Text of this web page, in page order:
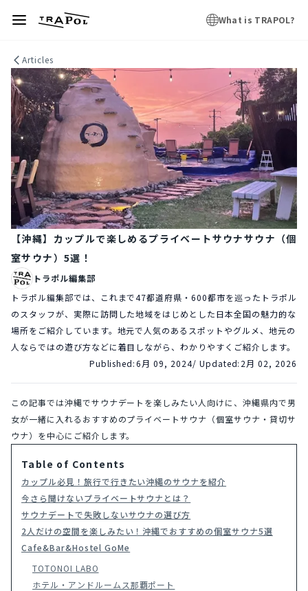
What is TRAPOL?
Articles
【沖縄】カップルで楽しめるプライベートサウナサウナ（個
室サウナ）5選！
トラポル編集部
トラポル編集部では、これまで47都道府県・600都市を巡ったトラポル
のスタッフが、実際に訪問した地域をはじめとした日本全国の魅力的な
場所をご紹介しています。地元で人気のあるスポットやグルメ、地元の
人ならではの遊び方などに着目しながら、わかりやすくご紹介します。
Published:6月 09, 2024/ Updated: 2月 02, 2026
この記事では沖縄でサウナデートを楽しみたい人向けに、沖縄県内で男
女が一緒に入れるおすすめのプライベートサウナ（個室サウナ・貸切サ
ウナ）を中心にご紹介します。
Table of Contents
カップル必見！旅行で行きたい沖縄のサウナを紹介
今さら聞けないプライベートサウナとは？
サウナデートで失敗しないサウナの選び方
2人だけの空間を楽しみたい！沖縄でおすすめの個室サウナ5選
Cafe&Bar&Hostel GoMe
TOTONOI LABO
ホテル・アンドルームス那覇ポート